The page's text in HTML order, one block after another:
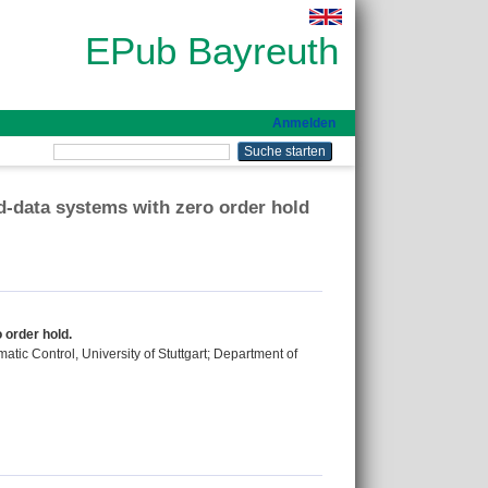
EPub Bayreuth
Anmelden
data systems with zero order hold
order hold.
Control, University of Stuttgart; Department of